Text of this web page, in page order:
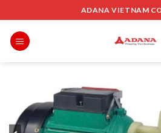
to
content
ADANA VIETNAM